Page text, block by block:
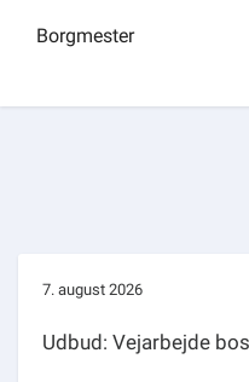
Borgmester
7. august 2026
Udbud: Vejarbejde